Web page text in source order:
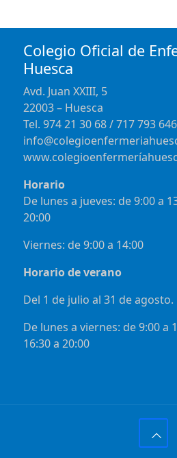
Colegio Oficial de
Huesca
Avd. Juan XXIII, 5
22003 – Huesca
Tel. 974 21 30 68 / 717 793 646
Horario
De lunes a jueves: de 9:00 a
20:00
Viernes: de 9:00 a 14:00
Horario de verano
Del 1 de julio al 31 de agosto.
De lunes a viernes: de 9:00 a
16:30 a 20:00